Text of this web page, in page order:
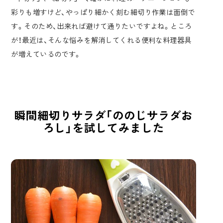
彩りも増すけど、やっぱり細かく刻む細切り作業は面倒で
す。そのため、出来れば避けて通りたいですよね。ところ
が！最近は、そんな悩みを解消してくれる便利な料理器具
が増えているのです。
瞬間細切りサラダ「ののじサラダお
ろし」を試してみました